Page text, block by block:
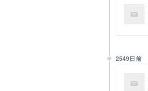
2549日前